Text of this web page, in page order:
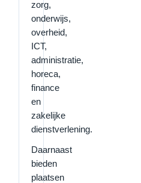
zorg,
onderwijs,
overheid,
ICT,
administratie,
horeca,
finance
en
zakelijke
dienstverlening.
Daarnaast
bieden
plaatsen